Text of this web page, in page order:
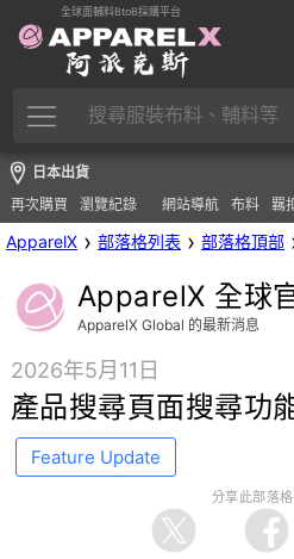
全球面輔料BtoB採購平台
日本出貨
再次購買
瀏覽紀錄 網站導航 布料 羈
ApparelX › 部落格列表 › 部落格頂部
ApparelX 全球
ApparelX Global 的最新消息
2026年5月11日
產品搜尋頁面搜尋功
Feature Update
分享此部落